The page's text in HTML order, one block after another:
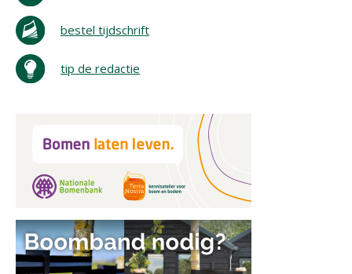
bestel tijdschrift
tip de redactie